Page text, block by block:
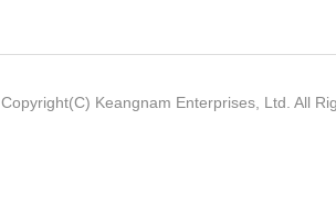
Copyright(C) Keangnam Enterprises, Ltd. All